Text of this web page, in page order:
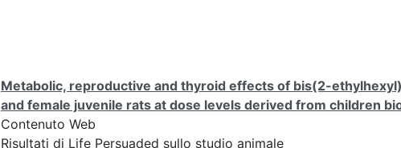
Metabolic, reproductive and thyroid effects of bis(2-
and female juvenile rats at dose levels derived from children
Contenuto Web
Risultati di Life Persuaded sullo studio animale